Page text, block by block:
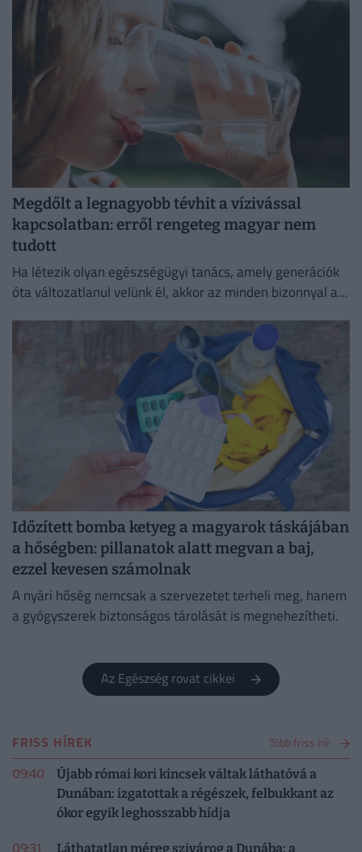
Megdőlt a legnagyobb tévhit a vízivással
kapcsolatban: erről rengeteg magyar nem
tudott
Ha létezik olyan egészségügyi tanács, amely generációk
óta változatlanul velünk él, akkor az minden bizonnyal a
Időzített bomba ketyeg a magyarok táskájában
a hőségben: pillanatok alatt megvan a baj,
ezzel kevesen számolnak
A nyári hőség nemcsak a szervezetet terheli meg, hanem
a gyógyszerek biztonságos tárolását is megnehezítheti.
Az Egészség rovat cikkei
FRISS HÍREK Több friss hír
09:40
Újabb római kori kincsek váltak láthatóvá a
Dunában: izgatottak a régészek, felbukkant az
ókor egyik leghosszabb hídja
09:31 Láthatatlan méreg szivárog a Dunába: a